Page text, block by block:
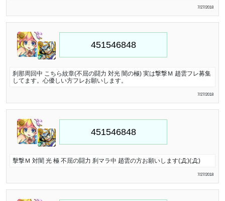
7/27/2018
刹那周回中 こちら紋章(不屈の闘力 対光 闇の極) 実は撃撃Ｍ 趙雲フレ募集
してます。心優しい方フレお願いします。
7/27/2018
擊撃Ｍ 対闇 光 極 不屈の闘力 刹マラ中 趙雲の方お願いします(;Д;)(;Д;)
7/27/2018